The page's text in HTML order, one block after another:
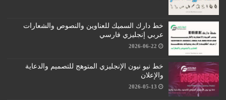
خط دارك السميك للعناوين والنصوص والشعارات
عربي إنجليزي فارسي
2026-06-22
خط نيو نيون الإنجليزي المتوهج للتصميم والدعاية
والإعلان
2026-05-13